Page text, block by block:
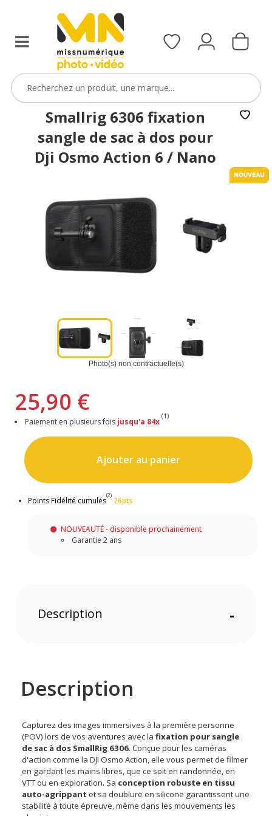
Smallrig 6306 fixation
sangle de sac à dos pour
Dji Osmo Action 6 / Nano
Photo(s) non contractuelle(s)
25,90 €
Paiement en plusieurs fois jusqu'a 84x
(1)
Ajouter au panier
Points Fidélité cumulés
(2)
26pts
NOUVEAUTÉ - disponible prochainement
Garantie 2 ans
Description -
Description
Capturez des images immersives à la première personne
(POV) lors de vos aventures avec lafixation pour sangle
de sac à dos SmallRig 6306. Conçue pour les caméras
d'action comme la DJI Osmo Action, elle vous permet de filmer
en gardant les mains libres, que ce soit en randonnée, en
VTT ou en exploration. Sa conception robuste en tissu
auto-agrippant et sa doublure en silicone garantissent une
stabilité à toute épreuve, même dans les mouvements les